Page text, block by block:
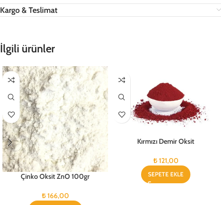
Kargo & Teslimat
İlgili ürünler
Çinko Oksit ZnO 100gr
₺166,00
Kırmızı Demir Oksit
₺121,00
SEPETE EKLE